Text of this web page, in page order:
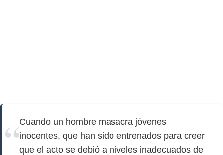
Cuando un hombre masacra jóvenes
inocentes, que han sido entrenados para creer
que el acto se debió a niveles inadecuados de